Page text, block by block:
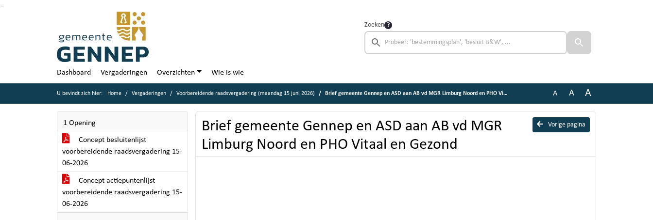
Zoeken
Dashboard Vergaderingen Overzichten Wie is wie
U bevindt zich hier: Home Vergaderingen Voorbereidende raadsvergadering (maandag 15 juni 2026) Brief gemeente Gennep en ASD aan AB vd MGR Limburg Noord en PHO Vitaal en Gezond A A A
1 Opening
Concept besluitenlijst
voorbereidende raadsvergadering 15-
06-2026
Concept actiepuntenlijst
voorbereidende raadsvergadering 15-
06-2026
Vorige pagina
Brief gemeente Gennep en ASD aan AB vd MGR
Limburg Noord en PHO Vitaal en Gezond